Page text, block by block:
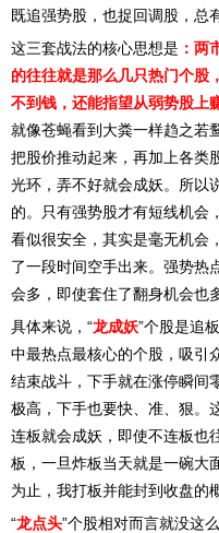
既追强势股，也捉回调股，总
这三套战法的核心思想是 ：两
的往往就是那么几只热门个股
不到钱，还能指望从弱势股上
就像苍蝇看到大粪一样趋之若
把股价推动起来，再加上各类
光环，弄不好就会成妖。所以
的。只有强势股才有短线机会，
看似很安全，其实是毫无机会
了一段时间空手出来。强势热
会多，即使套住了翻身机会也
具体来说，“龙成妖”个股是追
中最热点最核心的个股，吸引
结束战斗， 下手就在涨停瞬间
极高，下手也要快、准、狠。
连板就会成妖，即使不连板也
板，一旦炸板当天就是一碗大
为止，我打板并能封到收盘的
“龙点头”个股相对而言就没这